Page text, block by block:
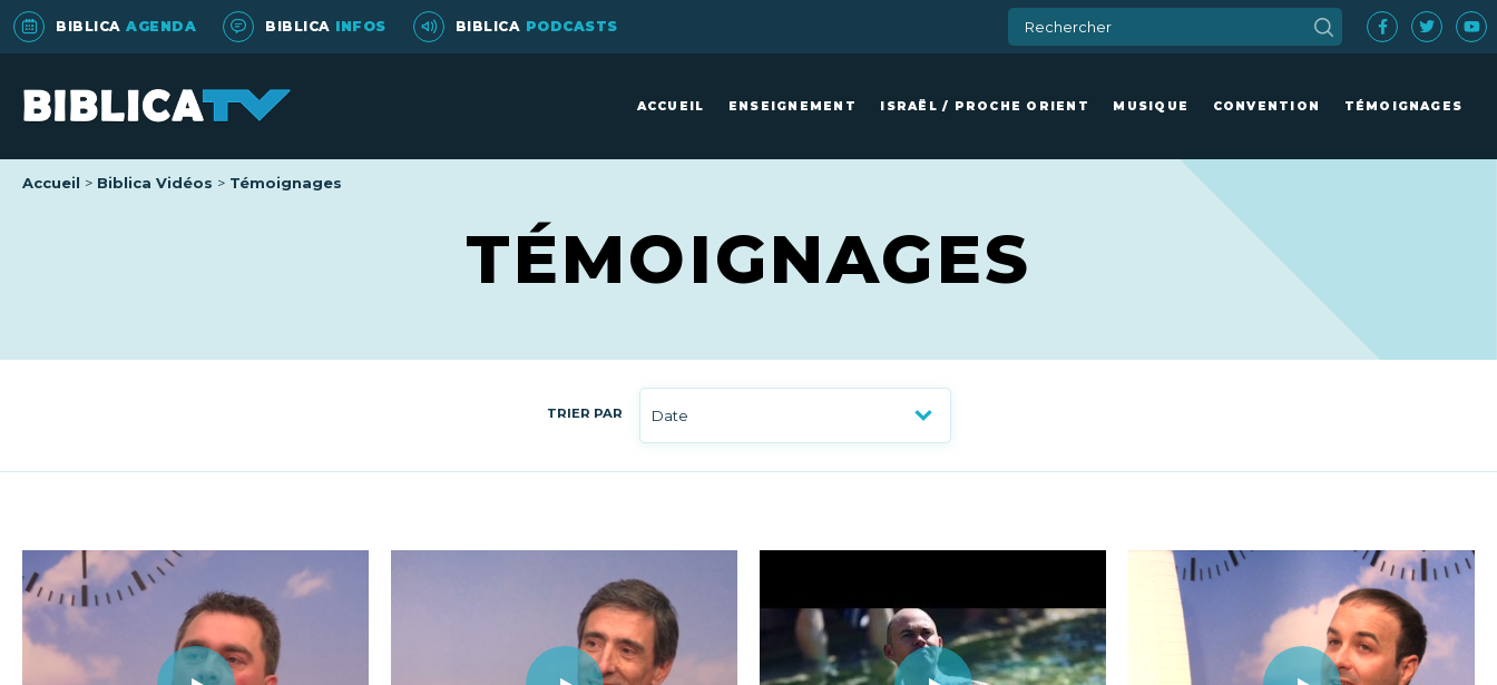
BIBLICA AGENDA BIBLICA INFOS BIBLICA PODCASTS
ACCUEIL ENSEIGNEMENT ISRAËL / PROCHE ORIENT MUSIQUE CONVENTION TÉMOIGNAGES
Accueil Biblica Vidéos Témoignages
TÉMOIGNAGES
TRIER PAR